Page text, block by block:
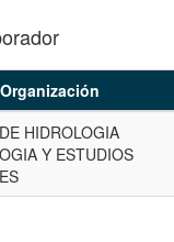
Organización
HIDROLOGIA
Y ESTUDIOS